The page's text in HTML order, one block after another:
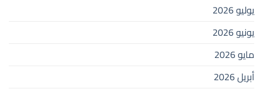
يوليو 2026
يونيو 2026
مايو 2026
أبريل 2026